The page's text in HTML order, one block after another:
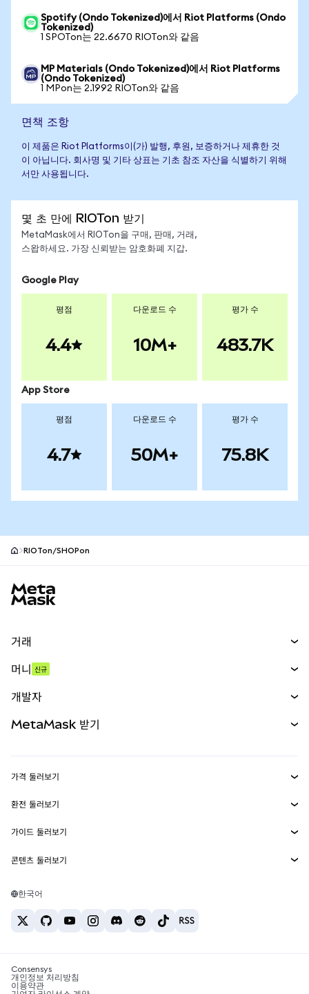
Spotify (Ondo Tokenized)에서 Riot Platforms (Ondo
Tokenized)
1 SPOTon는 22.6670 RIOTon와 같음
MP Materials (Ondo Tokenized)에서 Riot Platforms
(Ondo Tokenized)
1 MPon는 2.1992 RIOTon와 같음
면책 조항
이 제품은 Riot Platforms이(가) 발행, 후원, 보증하거나 제휴한 것
이 아닙니다. 회사명 및 기타 상표는 기초 참조 자산을 식별하기 위해
서만 사용됩니다.
몇 초 만에 RIOTon 받기
MetaMask에서 RIOTon을 구매, 판매, 거래,
스왑하세요. 가장 신뢰받는 암호화폐 지갑.
Google Play
평점
4.4
다운로드 수
10M+
평가 수
483.7K
App Store
평점
4.7
다운로드 수
50M+
평가 수
75.8K
RIOTon/SHOPon
거래
무기한 선물
실물자산
머니 신규
개발자
MetaMask Connect
Snaps
웹3 서비스
MetaMask 받기
보안
고객 지원
채용
가격 둘러보기
이더리움 가격
솔라나 가격
테더 가격
환전 둘러보기
ETH를 USD로 환전
USDT를 INR로 환전
BTC를 INR로 환전
ETH를 USDT로 환전
가이드 둘러보기
ETH 매수
USDT 매수
SHIB 매수
BNB 매수
콘텐츠 둘러보기
솔라나 지갑
암호화폐 세금 뉴스
한국어
Consensys
개인정보 처리방침
이용약관